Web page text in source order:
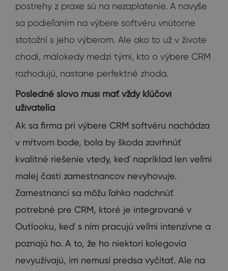
postrehy z praxe sú na nezaplatenie. A navyše
sa podieľaním na výbere softvéru vnútorne
stotožní s jeho výberom. Ale ako to už v živote
chodí, málokedy medzi tými, kto o výbere CRM
rozhodujú, nastane perfektné zhoda.
Posledné slovo musí mať vždy kľúčoví
užívatelia
Ak sa firma pri výbere CRM softvéru nachádza
v mŕtvom bode, bola by škoda zavrhnúť
kvalitné riešenie vtedy, keď napríklad len veľmi
malej časti zamestnancov nevyhovuje.
Zamestnanci sa môžu ľahko nadchnúť
potrebné pre CRM, ktoré je integrované v
Outlooku, keď s ním pracujú veľmi intenzívne a
poznajú ho. A to, že ho niektorí kolegovia
nevyužívajú, im nemusí predsa vyčítať. Ale na